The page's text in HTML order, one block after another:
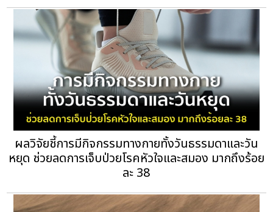
ผลวิจัยชี้การมีกิจกรรมทางกายทั้งวันธรรมดาและวัน
หยุด ช่วยลดการเจ็บป่วยโรคหัวใจและสมอง มากถึงร้อย
ละ 38